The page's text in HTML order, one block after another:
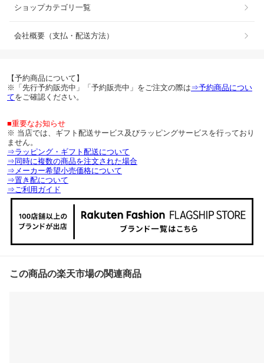
ショップカテゴリ一覧
会社概要（支払・配送方法）
【予約商品について】
※「先行予約販売中」「予約販売中」をご注文の際は⇒予約商品につい
てをご確認ください。
■重要なお知らせ
※ 当店では、ギフト配送サービス及びラッピングサービスを行っており
ません。
⇒ラッピング・ギフト配送について
⇒同時に複数の商品を注文された場合
⇒メーカー希望小売価格について
⇒置き配について
⇒ご利用ガイド
この商品の楽天市場の関連商品